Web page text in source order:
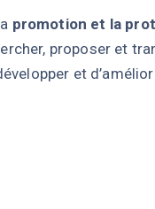
promotion et la
proposer et
et